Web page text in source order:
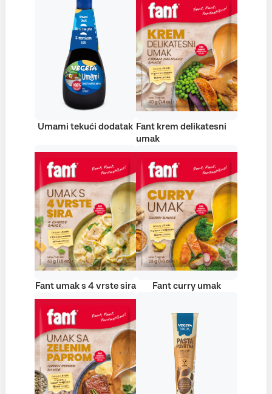
Umami tekući dodatak Fant krem delikatesni
umak
Fant umak s 4 vrste sira Fant curry umak